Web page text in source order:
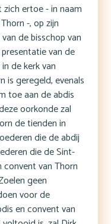
zich ertoe - in naam
-, op zijn
de bisschop van
van de
de kerk van
is geregeld, evenals
toe aan de abdis
oorkonde zal
de tienden in
die de abdij
die de Sint-
van Thorn
geen
voor de
en convent van